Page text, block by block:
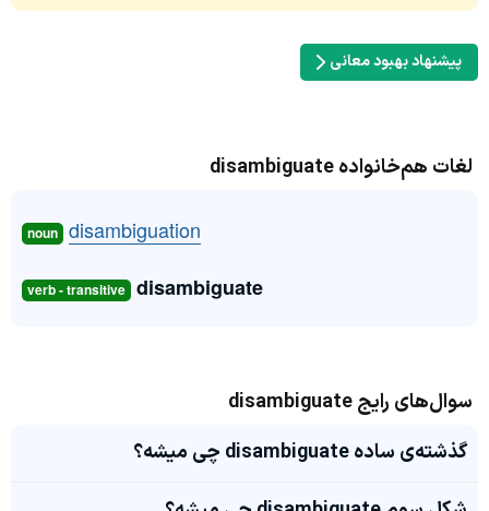
پیشنهاد بهبود معانی
لغات هم‌خانواده disambiguate
noun disambiguation
verb - transitive disambiguate
سوال‌های رایج disambiguate
گذشته‌ی ساده disambiguate چی میشه؟